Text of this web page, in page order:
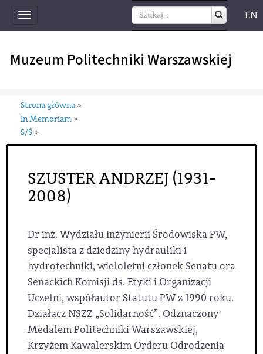
Toggle
navigation
EN
Muzeum Politechniki Warszawskiej
Strona główna »
In Memoriam »
S/Ś »
SZUSTER ANDRZEJ (1931-
2008)
Dr inż. Wydziału Inżynierii Środowiska PW,
specjalista z dziedziny hydrauliki i
hydrotechniki, wieloletni członek Senatu ora
Senackich Komisji ds. Etyki i Organizacji
Uczelni, współautor Statutu PW z 1990 roku.
Działacz NSZZ „Solidarność”. Odznaczony
Medalem Politechniki Warszawskiej,
Krzyżem Kawalerskim Orderu Odrodzenia